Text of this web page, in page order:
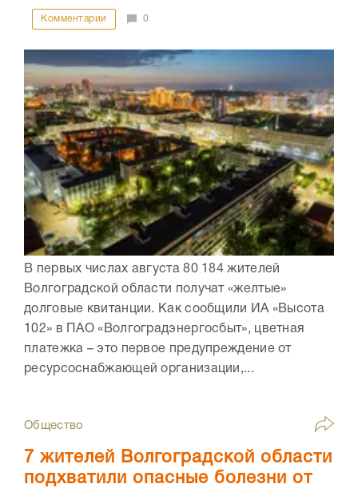
Комментарии 0
В первых числах августа 80 184 жителей
Волгоградской области получат «желтые»
долговые квитанции. Как сообщили ИА «Высота
102» в ПАО «Волгоградэнергосбыт», цветная
платежка – это первое предупреждение от
ресурсоснабжающей организации,...
Общество
7 жителей Волгоградской области
подхватили опасные болезни от